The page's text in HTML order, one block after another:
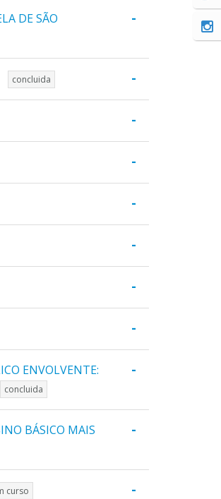
-
DE SÃO
-
concluida
-
-
-
-
-
-
-
ENVOLVENTE:
concluida
-
BÁSICO MAIS
-
curso